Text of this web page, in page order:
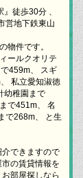
徒歩30分 、
営地下鉄東山
物件です。
ールクオリテ
459m、 スギ
私立愛知淑徳
幼稚園まで
で451m、 名
で268m、 と生
介できますので
の賃貸情報を
部屋探しなら